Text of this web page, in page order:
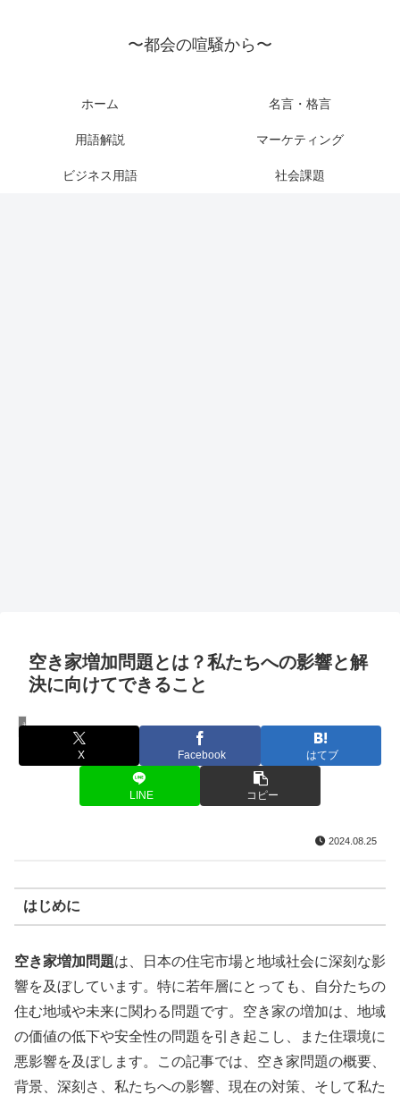
〜都会の喧騒から〜
ホーム 名言・格言
用語解説 マーケティング
ビジネス用語 社会課題
空き家増加問題とは？私たちへの影響と解
決に向けてできること
社会課題
X Facebook はてブ
LINE コピー
2024.08.25
はじめに
空き家増加問題は、日本の住宅市場と地域社会に深刻な影
響を及ぼしています。特に若年層にとっても、自分たちの
住む地域や未来に関わる問題です。空き家の増加は、地域
の価値の低下や安全性の問題を引き起こし、また住環境に
悪影響を及ぼします。この記事では、空き家問題の概要、
背景、深刻さ、私たちへの影響、現在の対策、そして私た